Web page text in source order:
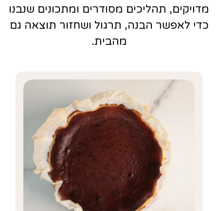
מדויקים, תהליכים מסודרים ומתכונים שנבנו
כדי לאפשר הבנה, תרגול ושחזור תוצאה גם
מהבית.